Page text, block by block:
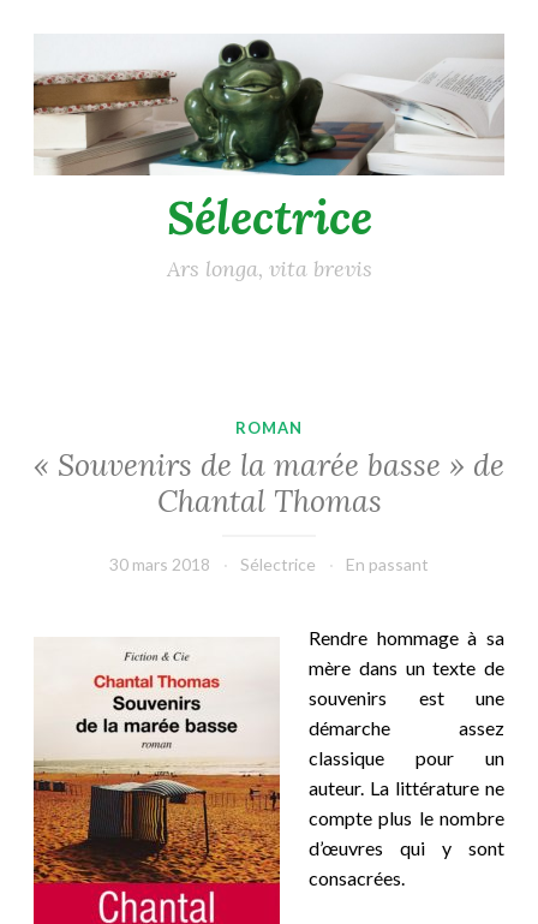
au
contenu
principal
Sélectrice
Ars longa, vita brevis
ROMAN
« Souvenirs de la marée basse » de
Chantal Thomas
30 mars 2018 Sélectrice En passant
Rendre hommage à sa
mère dans un texte de
souvenirs est une
démarche assez
classique pour un
auteur. La littérature ne
compte plus le nombre
d’œuvres qui y sont
consacrées.